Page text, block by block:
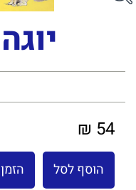
54 ₪
הוסף לסל